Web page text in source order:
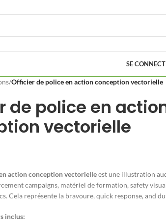
SE
/Officier de police en action conception vectorielle
de police en
vectorielle
action conception vectorielleest une illustration
campaigns, matériel de formation, safety
. Cela représente la bravoure, quick response, and
inclus: